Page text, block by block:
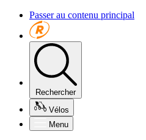
Passer au contenu principal
Rechercher
Vélos
Menu